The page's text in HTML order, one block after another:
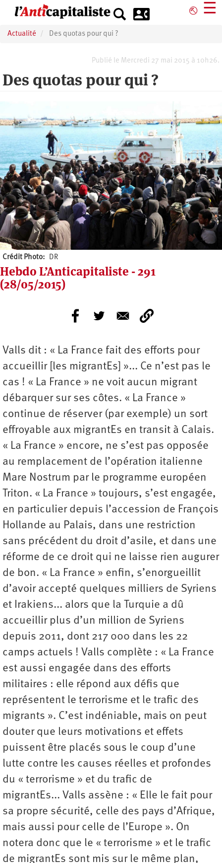
principal
⎋ ☰
Actualité Des quotas pour qui ?
Publié le Mercredi 27 mai 2015 à 10h26.
Des quotas pour qui ?
Crédit Photo DR
Hebdo L’Anticapitaliste - 291
(28/05/2015)
Valls dit : « La France fait des efforts pour
accueillir [les migrantEs] »... Ce n’est pas le
cas ! « La France » ne voit aucun migrant
débarquer sur ses côtes. « La France »
continue de réserver (par exemple) un sort
effroyable aux migrantEs en transit à Calais.
« La France » encore, ne s’est pas opposée
au remplacement de l’opération italienne
Mare Nostrum par le programme européen
Triton. « La France » toujours, s’est engagée,
en particulier depuis l’accession de François
Hollande au Palais, dans une restriction
sans précédent du droit d’asile, et dans une
réforme de ce droit qui ne laisse rien augurer
de bon. « La France » enfin, s’enorgueillit
d’avoir accepté quelques milliers de Syriens
et Irakiens... alors que la Turquie a dû
accueillir plus d’un million de Syriens
depuis 2011, dont 217 000 dans les 22
camps actuels ! Valls complète : « La France
est aussi engagée dans des efforts
militaires : elle répond aux défis que
représentent le terrorisme et le trafic des
migrants ». C’est indéniable, mais on peut
douter que leurs motivations et effets
puissent être placés sous le coup d’une
lutte contre les causes réelles et profondes
du « terrorisme » et du trafic de
migrantEs... Valls assène : « Elle le fait pour
sa propre sécurité, celle des pays d’Afrique,
mais aussi pour celle de l’Europe ». On
notera donc que le « terrorisme » et le trafic
de migrantEs sont mis sur le même plan,